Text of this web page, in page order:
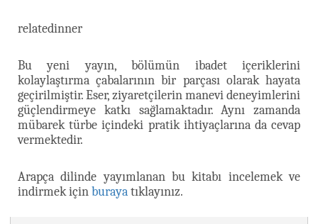
relatedinner
Bu yeni yayın, bölümün ibadet içeriklerini
kolaylaştırma çabalarının bir parçası olarak hayata
geçirilmiştir. Eser, ziyaretçilerin manevi deneyimlerini
güçlendirmeye katkı sağlamaktadır. Aynı zamanda
mübarek türbe içindeki pratik ihtiyaçlarına da cevap
vermektedir.
Arapça dilinde yayımlanan bu kitabı incelemek ve
indirmek içinburayatıklayınız.